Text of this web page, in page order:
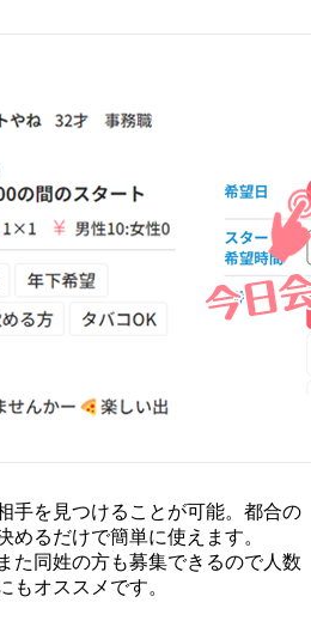
手を見つけることが可能。都合の
めるだけで簡単に使えます。
た同姓の方も募集できるので人数
もオススメです。